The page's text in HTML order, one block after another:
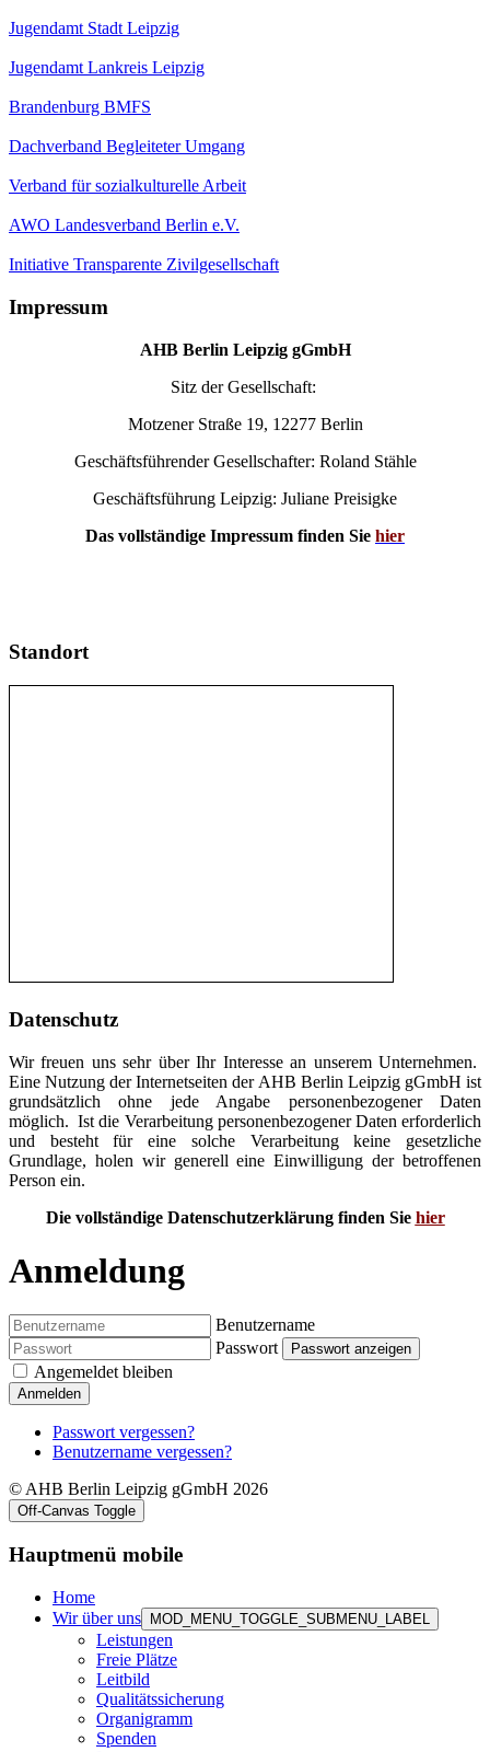
Jugendamt Stadt Leipzig
Jugendamt Lankreis Leipzig
Brandenburg BMFS
Dachverband Begleiteter Umgang
Verband für sozialkulturelle Arbeit
AWO Landesverband Berlin e.V.
Initiative Transparente Zivilgesellschaft
Impressum
AHB Berlin Leipzig gGmbH
Sitz der Gesellschaft:
Motzener Straße 19, 12277 Berlin
Geschäftsführender Gesellschafter: Roland Stähle
Geschäftsführung Leipzig: Juliane Preisigke
Das vollständige Impressum finden Sie hier
Standort
Datenschutz
Wir freuen uns sehr über Ihr Interesse an unserem Unternehmen.
Eine Nutzung der Internetseiten der AHB Berlin Leipzig gGmbH ist
grundsätzlich ohne jede Angabe personenbezogener Daten
möglich. Ist die Verarbeitung personenbezogener Daten erforderlich
und besteht für eine solche Verarbeitung keine gesetzliche
Grundlage, holen wir generell eine Einwilligung der betroffenen
Person ein.
Die vollständige Datenschutzerklärung finden Sie hier
Anmeldung
Benutzername
Passwort
Passwort anzeigen
Angemeldet bleiben
Anmelden
Passwort vergessen?
Benutzername vergessen?
© AHB Berlin Leipzig gGmbH 2026
Off-Canvas Toggle
Hauptmenü mobile
Home
Wir über uns
MOD_MENU_TOGGLE_SUBMENU_LABEL
Leistungen
Freie Plätze
Leitbild
Qualitätssicherung
Organigramm
Spenden